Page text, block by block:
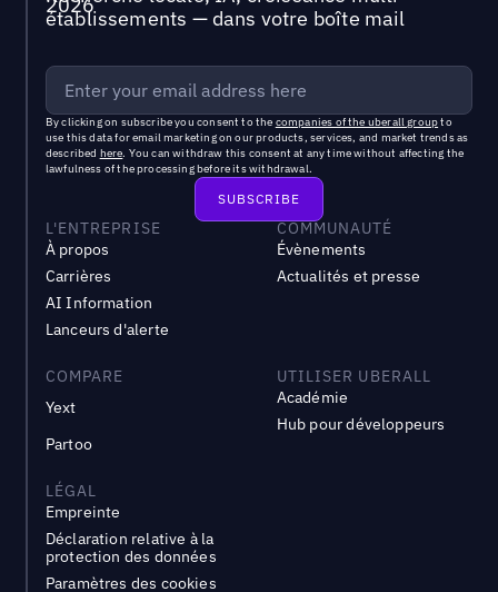
établissements — dans votre boîte mail
By clicking on subscribe you consent to the companies of the uberall groupto
use this data for email marketing on our products, services, and market trends as
described here. You can withdraw this consent at any time without affecting the
lawfulness of the processing before its withdrawal.
L'ENTREPRISE
À propos
Carrières
AI Information
Lanceurs d'alerte
COMMUNAUTÉ
Évènements
Actualités et presse
COMPARE
Yext
Partoo
UTILISER UBERALL
Académie
Hub pour développeurs
LÉGAL
Empreinte
Déclaration relative à la
protection des données
Paramètres des cookies